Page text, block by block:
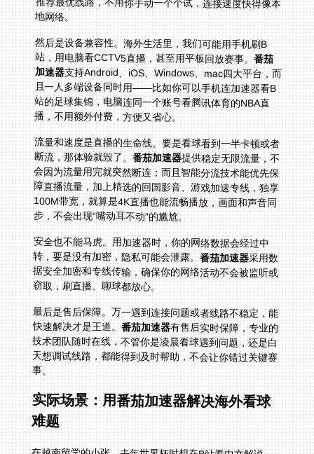
地网络。
然后是设备兼容性。海外生活里，我们可能用手机刷B
站，用电脑看CCTV5直播，甚至用平板回放赛事。番茄
加速器支持Android、iOS、Windows、mac四大平台，而
且一人多端设备同时用——比如你可以手机连加速器看B
站的足球集锦，电脑连同一个账号看腾讯体育的NBA直
播，不用额外付费，方便又省心。
流量和速度是直播的生命线。要是看球看到一半卡顿或者
断流，那体验就毁了。番茄加速器提供稳定无限流量，不
会因为流量用完就突然断连；而且智能分流技术能优先保
障直播流量，加上精选的回国影音、游戏加速专线，独享
100M带宽，就算是4K直播也能流畅播放，画面和声音同
步，不会出现“嘴动耳不动”的尴尬。
安全也不能马虎。用加速器时，你的网络数据会经过中
转，要是没有加密，隐私可能会泄露。番茄加速器采用数
据安全加密和专线传输，确保你的网络活动不会被监听或
窃取，刷直播、聊球都放心。
最后是售后保障。万一遇到连接问题或者线路不稳定，能
快速解决才是王道。番茄加速器有售后实时保障，专业的
技术团队随时在线，不管你是凌晨看球遇到问题，还是白
天想调试线路，都能得到及时帮助，不会让你错过关键赛
事。
实际场景：用番茄加速器解决海外看球
难题